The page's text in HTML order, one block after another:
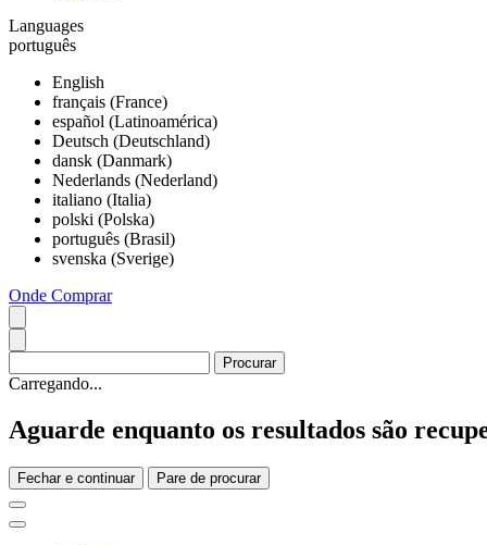
Languages
português
English
français (France)
español (Latinoamérica)
Deutsch (Deutschland)
dansk (Danmark)
Nederlands (Nederland)
italiano (Italia)
polski (Polska)
português (Brasil)
svenska (Sverige)
Onde Comprar
Carregando...
Aguarde enquanto os resultados são
Fechar e continuar Pare de procurar